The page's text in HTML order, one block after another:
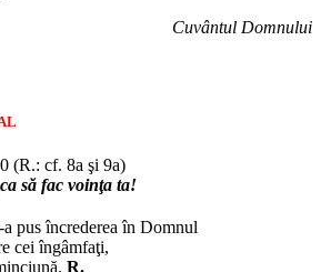
Cuvântul Domnului
(R.: cf. 8a şi 9a)
să fac voinţa ta!
pus încrederea în Domnul
cei îngâmfaţi,
R.